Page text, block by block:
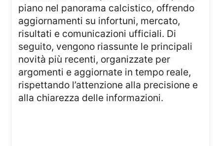
piano nel panorama calcistico, offrendo
aggiornamenti su infortuni, mercato,
risultati e comunicazioni ufficiali. Di
seguito, vengono riassunte le principali
novità più recenti, organizzate per
argomenti e aggiornate in tempo reale,
rispettando l’attenzione alla precisione e
alla chiarezza delle informazioni.